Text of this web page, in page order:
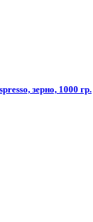
зерно, 1000 гр.